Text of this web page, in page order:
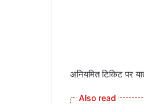
अनियमित टिकिट पर